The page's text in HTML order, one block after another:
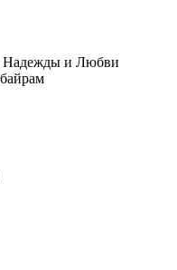
Надежды и Любви